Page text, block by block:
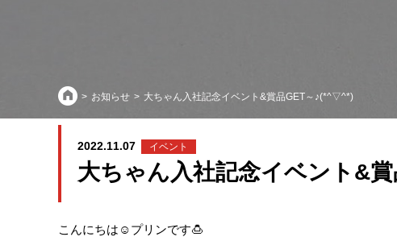
お知らせ 大ちゃん入社記念イベント&賞品GET～♪(*^▽^*)
2022.11.07 イベント
大ちゃん入社記念イベント&
こんにちは☺プリンです🍮